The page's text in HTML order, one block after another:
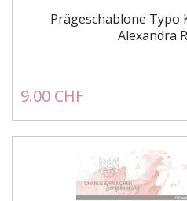
Prägeschablone Typo
Alexandra
9.00 CHF